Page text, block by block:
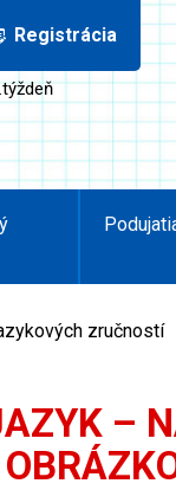
Registrácia
zručností
–